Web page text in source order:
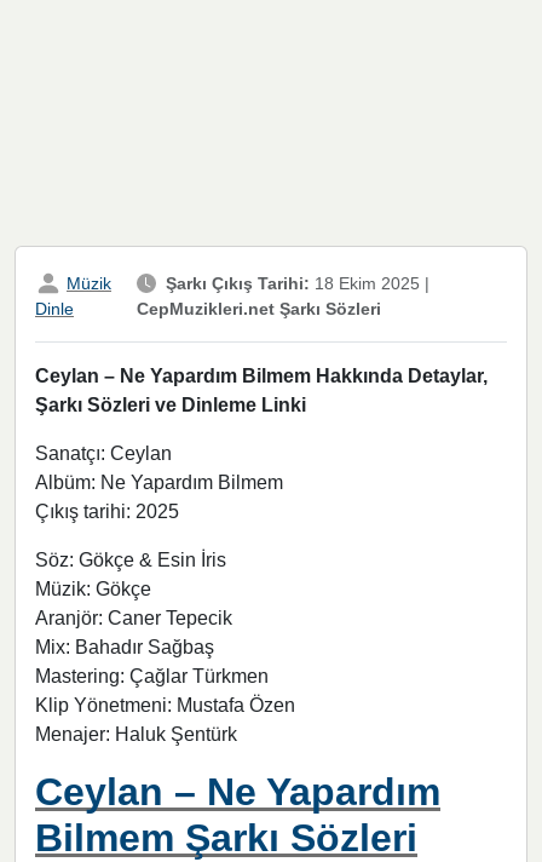
Müzik
Dinle
Şarkı Çıkış Tarihi: 18 Ekim 2025 |
CepMuzikleri.net Şarkı Sözleri
Ceylan – Ne Yapardım Bilmem Hakkında Detaylar,
Şarkı Sözleri ve Dinleme Linki
Sanatçı: Ceylan
Albüm: Ne Yapardım Bilmem
Çıkış tarihi: 2025
Söz: Gökçe & Esin İris
Müzik: Gökçe
Aranjör: Caner Tepecik
Mix: Bahadır Sağbaş
Mastering: Çağlar Türkmen
Klip Yönetmeni: Mustafa Özen
Menajer: Haluk Şentürk
Ceylan – Ne Yapardım
Bilmem Şarkı Sözleri